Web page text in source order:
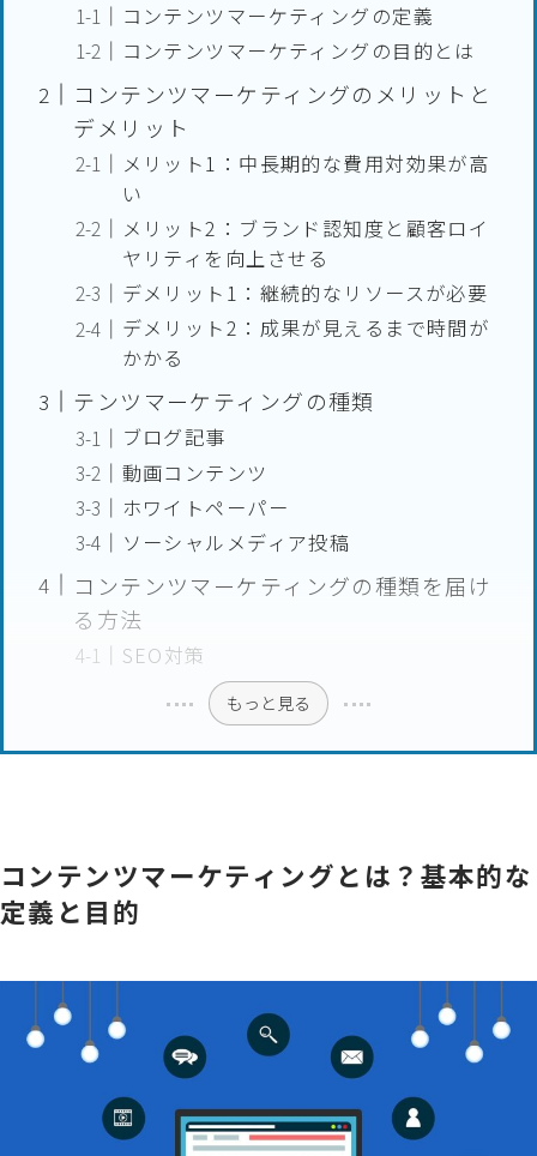
コンテンツマーケティングの定義
コンテンツマーケティングの目的とは
コンテンツマーケティングのメリットと
デメリット
メリット1：中長期的な費用対効果が高
い
メリット2：ブランド認知度と顧客ロイ
ヤリティを向上させる
デメリット1：継続的なリソースが必要
デメリット2：成果が見えるまで時間が
かかる
テンツマーケティングの種類
ブログ記事
動画コンテンツ
ホワイトペーパー
ソーシャルメディア投稿
コンテンツマーケティングの種類を届け
る方法
SEO対策
もっと見る
コンテンツマーケティングとは？基本的な
定義と目的